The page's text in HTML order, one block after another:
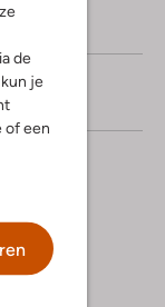
de
je
of een